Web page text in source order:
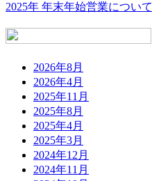
2025年 年末年始営業について
2026年8月
2026年4月
2025年11月
2025年8月
2025年4月
2025年3月
2024年12月
2024年11月